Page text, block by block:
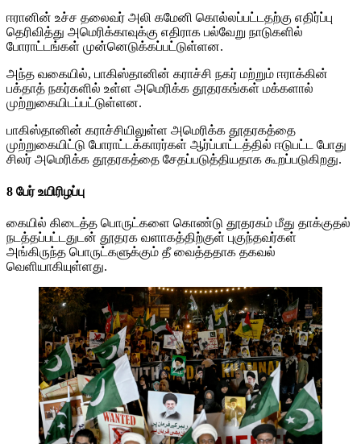
ஈரானின் உச்ச தலைவர் அலி கமேனி கொல்லப்பட்டதற்கு எதிர்ப்பு
தெரிவித்து அமெரிக்காவுக்கு எதிராக பல்வேறு நாடுகளில்
போராட்டங்கள் முன்னெடுக்கப்பட்டுள்ளன.
அந்த வகையில், பாகிஸ்தானின் கராச்சி நகர் மற்றும் ஈராக்கின்
பக்தாத் நகர்களில் உள்ள அமெரிக்க தூதரகங்கள் மக்களால்
முற்றுகையிடப்பட்டுள்ளன.
பாகிஸ்தானின் கராச்சியிலுள்ள அமெரிக்க தூதரகத்தை
முற்றுகையிட்டு போராட்டக்காரர்கள் ஆர்ப்பாட்டத்தில் ஈடுபட்ட போது
சிலர் அமெரிக்க தூதரகத்தை சேதப்படுத்தியதாக கூறப்படுகிறது.
8 பேர் உயிரிழப்பு
கையில் கிடைத்த பொருட்களை கொண்டு தூதரகம் மீது தாக்குதல்
நடத்தப்பட்டதுடன் தூதரக வளாகத்திற்குள் புகுந்தவர்கள்
அங்கிருந்த பொருட்களுக்கும் தீ வைத்ததாக தகவல்
வெளியாகியுள்ளது.